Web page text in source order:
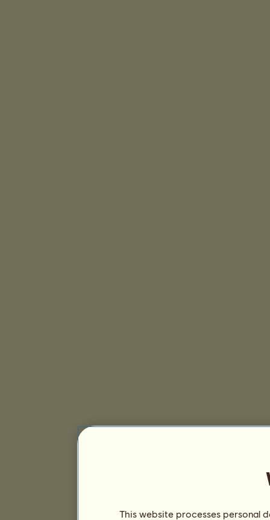
This website processes personal